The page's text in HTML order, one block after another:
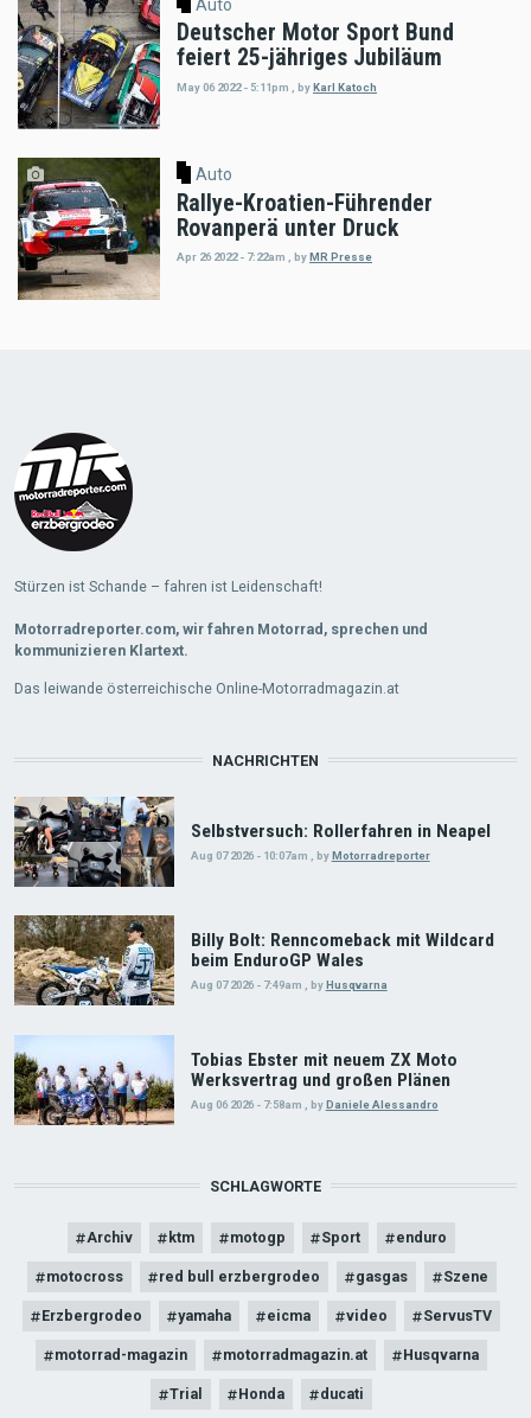
Auto
Deutscher Motor Sport Bund
feiert 25-jähriges Jubiläum
May 06 2022 - 5:11pm byKarl Katoch
Auto
Rallye-Kroatien-Führender
Rovanperä unter Druck
Apr 26 2022 - 7:22am , by MR Presse
Stürzen ist Schande – fahren ist Leidenschaft!
Motorradreporter.com, wir fahren Motorrad, sprechen und
kommunizieren Klartext.
Das leiwande österreichische Online-Motorradmagazin.at
NACHRICHTEN
Selbstversuch: Rollerfahren in Neapel
Aug 07 2026 - 10:07am byMotorradreporter
Billy Bolt: Renncomeback mit Wildcard
beim EnduroGP Wales
Aug 07 2026 - 7:49am , by Husqvarna
Tobias Ebster mit neuem ZX Moto
Werksvertrag und großen Plänen
Aug 06 2026 - 7:58am byDaniele Alessandro
SCHLAGWORTE
Archiv ktm motogp Sport enduro
motocross red bull erzbergrodeo gasgas Szene
Erzbergrodeo yamaha eicma video ServusTV
motorrad-magazin motorradmagazin.at Husqvarna
Trial Honda ducati